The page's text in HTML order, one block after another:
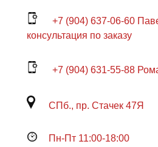
+7 (904) 637-06-60
консультация по заказу
+7 (904) 631-55-88
СПб., пр. Стачек 47Я
Пн-Пт 11:00-18:00